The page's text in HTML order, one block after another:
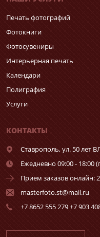
Печать фотографий
Фотокниги
Фотосувениры
Интерьерная печать
Календари
Полиграфия
Услуги
КОНТАКТЫ
Ставрополь,ул. 50 лет
Ежедневно 09:00 - 18:00
Прием заказов онлайн:
masterfoto.st@mail.ru
+7 8652 555 279 +7 903